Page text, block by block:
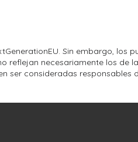
Sin embargo, los
reflejan necesariamente los de
ser consideradas responsables